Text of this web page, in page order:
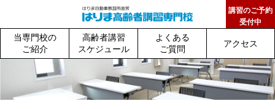
講習のご予約
受付中
当専門校の
ご紹介
高齢者講習
スケジュール
よくある
ご質問
アクセス